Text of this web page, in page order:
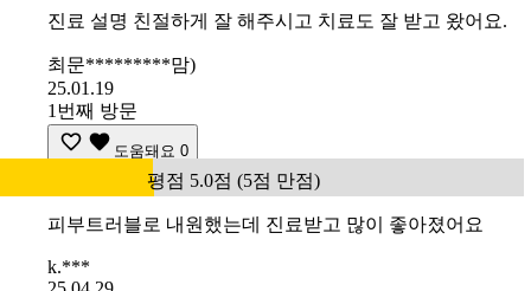
진료 설명 친절하게 잘 해주시고 치료도 잘 받고 왔어요.
최문*********맘)
25.01.19
1번째 방문
도움돼요 0
평점 5.0점 (5점 만점)
피부트러블로 내원했는데 진료받고 많이 좋아졌어요
k.***